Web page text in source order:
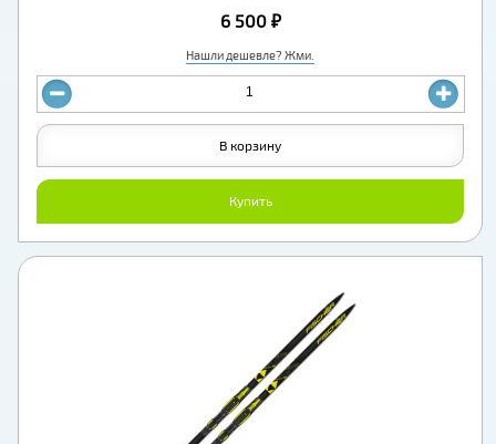
Нашли дешевле? Жми.
6 500 ₽
Купить
В корзину